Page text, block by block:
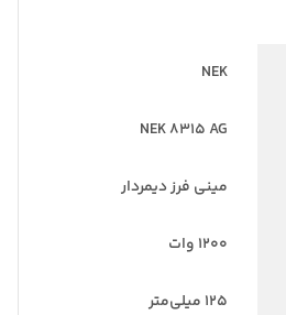
NEK
NEK 8315 AG
مینی فرز دیمردار
1200 وات
125 میلی‌متر